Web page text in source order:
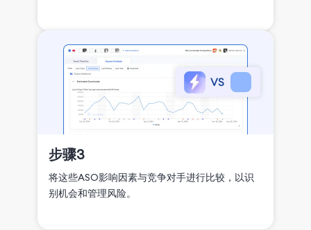
步骤3
将这些ASO影响因素与竞争对手进行比较，以识
别机会和管理风险。